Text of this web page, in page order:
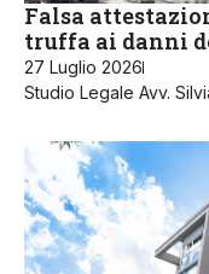
Falsa
truffa ai danni
27 Luglio 2026
Studio Legale Avv.